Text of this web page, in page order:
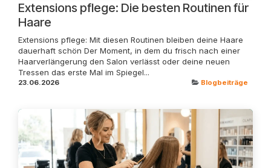
Extensions pflege: Die besten Routinen für
Haare
Extensions pflege: Mit diesen Routinen bleiben deine Haare
dauerhaft schön Der Moment, in dem du frisch nach einer
Haarverlängerung den Salon verlässt oder deine neuen
Tressen das erste Mal im Spiegel...
23.06.2026 Blogbeiträge